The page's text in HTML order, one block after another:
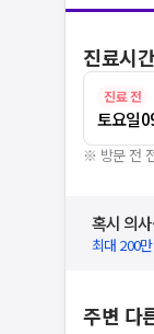
진료시간
진료 전
토요일
※ 방문 전
혹시 의
최대 200
주변 다